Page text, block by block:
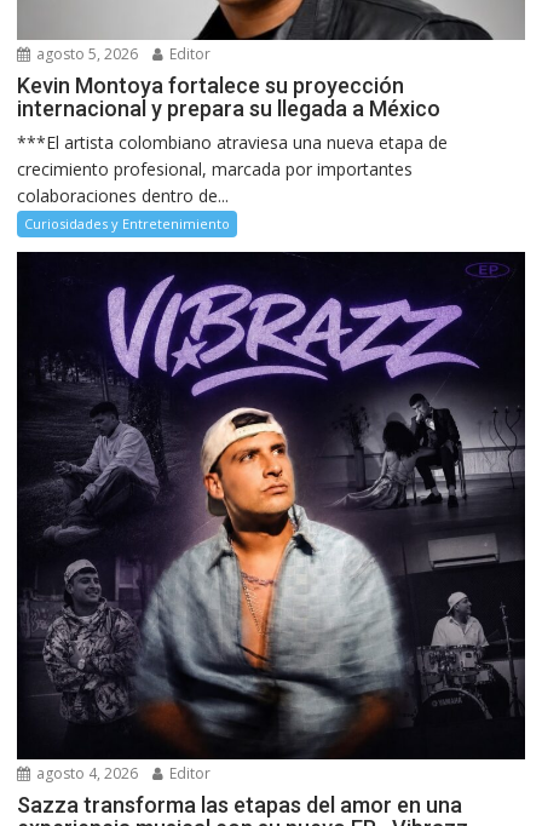
agosto 5, 2026 Editor
Kevin Montoya fortalece su proyección
internacional y prepara su llegada a México
***El artista colombiano atraviesa una nueva etapa de
crecimiento profesional, marcada por importantes
colaboraciones dentro de...
Curiosidades y Entretenimiento
agosto 4, 2026 Editor
Sazza transforma las etapas del amor en una